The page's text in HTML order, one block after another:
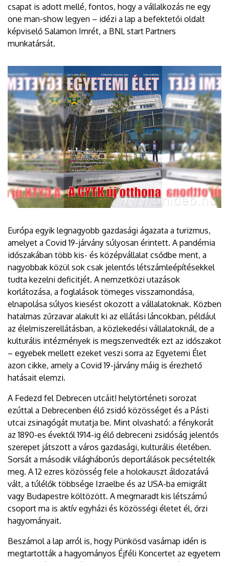
csapat is adott mellé, fontos, hogy a vállalkozás ne egy
one man-show legyen – idézi a lap a befektetői oldalt
képviselő Salamon Imrét, a BNL start Partners
munkatársát.
Európa egyik legnagyobb gazdasági ágazata a turizmus,
amelyet a Covid 19-járvány súlyosan érintett. A pandémia
időszakában több kis- és középvállalat csődbe ment, a
nagyobbak közül sok csak jelentős létszámleépítésekkel
tudta kezelni deficitjét. A nemzetközi utazások
korlátozása, a foglalások tömeges visszamondása,
elnapolása súlyos kiesést okozott a vállalatoknak. Közben
hatalmas zűrzavar alakult ki az ellátási láncokban, például
az élelmiszerellátásban, a közlekedési vállalatoknál, de a
kulturális intézmények is megszenvedték ezt az időszakot
– egyebek mellett ezeket veszi sorra az Egyetemi Élet
azon cikke, amely a Covid 19-járvány máig is érezhető
hatásait elemzi.
A Fedezd fel Debrecen utcáit! helytörténeti sorozat
ezúttal a Debrecenben élő zsidó közösséget és a Pásti
utcai zsinagógát mutatja be. Mint olvasható: a fénykorát
az 1890-es évektől 1914-ig élő debreceni zsidóság jelentős
szerepet játszott a város gazdasági, kulturális életében.
Sorsát a második világháborús deportálások pecsételték
meg. A 12 ezres közösség fele a holokauszt áldozatává
vált, a túlélők többsége Izraelbe és az USA-ba emigrált
vagy Budapestre költözött. A megmaradt kis létszámú
csoport ma is aktív egyházi és közösségi életet él, őrzi
hagyományait.
Beszámol a lap arról is, hogy Pünkösd vasárnap idén is
megtartották a hagyományos Éjféli Koncertet az egyetem